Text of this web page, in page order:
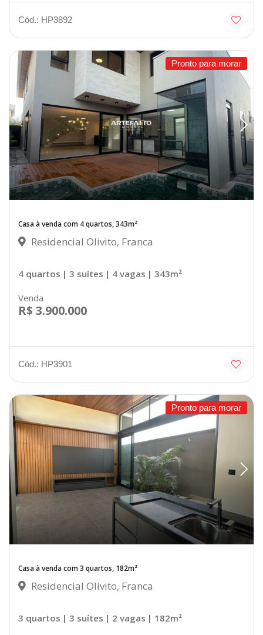
Cód.: HP3892
Pronto para morar
Casa à venda com 4 quartos, 343m²
Residencial Olivito, Franca
4 quartos | 3 suítes | 4 vagas | 343m²
Venda
R$ 3.900.000
Cód.: HP3901
Pronto para morar
Casa à venda com 3 quartos, 182m²
Residencial Olivito, Franca
3 quartos | 3 suítes | 2 vagas | 182m²